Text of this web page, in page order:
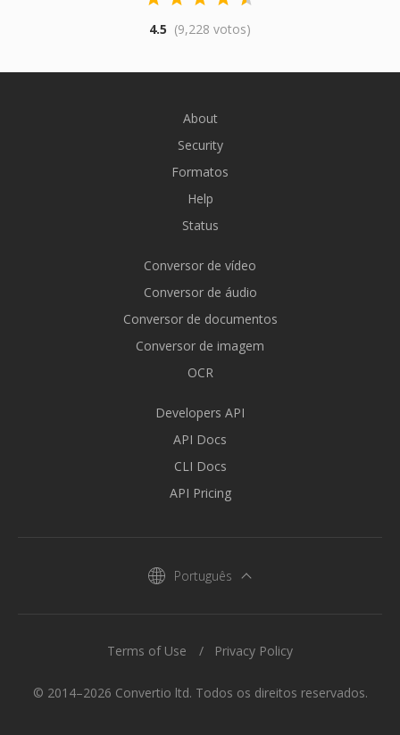
4.5 (9,228 votos)
About
Security
Formatos
Help
Status
Conversor de vídeo
Conversor de áudio
Conversor de documentos
Conversor de imagem
OCR
Developers API
API Docs
CLI Docs
API Pricing
Português
© 2014–2026 Convertio ltd. Todos os direitos reservados.
Terms of Use Privacy Policy